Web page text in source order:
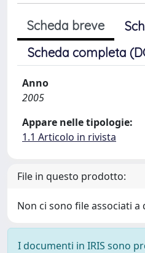
Scheda breve
Scheda completa
Anno
2005
Appare nelle tipologie:
1.1 Articolo in rivista
File in questo prodotto:
Non ci sono file associati
I documenti in IRIS sono